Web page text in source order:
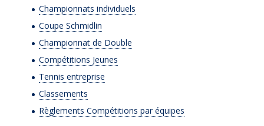
Championnats individuels
Coupe Schmidlin
Championnat de Double
Compétitions Jeunes
Tennis entreprise
Classements
Règlements Compétitions par équipes